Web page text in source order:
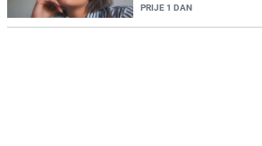
PRIJE 1 DAN